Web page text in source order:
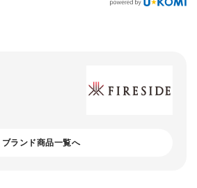
ブランド商品一覧へ